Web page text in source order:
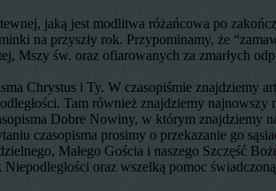
jaką jest modlitwa różańcowa po
na przyszły rok. Przypominamy, że
Mszy św. oraz ofiarowanych za zmarłych
Chrystus i Ty. W czasopiśmie
Tam również znajdziemy najnowszy
Dobre Nowiny, w którym
czasopisma prosimy o przekazanie go
Małego Gościa i naszego Szczęść
oraz wszelką pomoc